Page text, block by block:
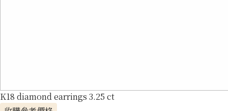
K18 diamond earrings 3.25 ct